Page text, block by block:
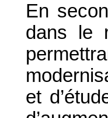
En
dans le
et